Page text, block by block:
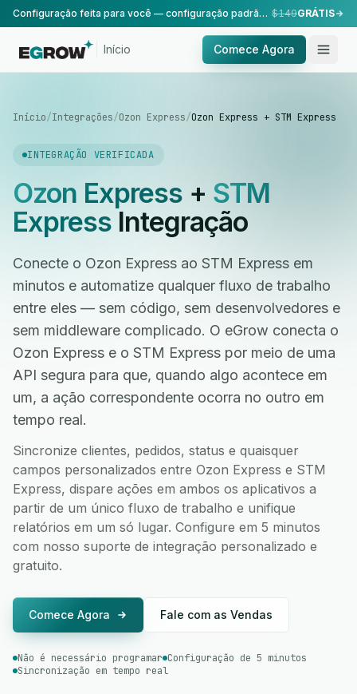
Configuração feita para você — configuração padrão, realizada pela nossa equipe. $149GRÁTIS
Início Comece Agora
Início/Integrações/Ozon Express/Ozon Express + STM Express
INTEGRAÇÃO VERIFICADA
Ozon Express+ STM
ExpressIntegração
Conecte o Ozon Express ao STM Express em
minutos e automatize qualquer fluxo de trabalho
entre eles — sem código, sem desenvolvedores e
sem middleware complicado. O eGrow conecta o
Ozon Express e o STM Express por meio de uma
API segura para que, quando algo acontece em
um, a ação correspondente ocorra no outro em
tempo real.
Sincronize clientes, pedidos, status e quaisquer
campos personalizados entre Ozon Express e STM
Express, dispare ações em ambos os aplicativos a
partir de um único fluxo de trabalho e unifique
relatórios em um só lugar. Configure em 5 minutos
com nosso suporte de integração personalizado e
gratuito.
Comece Agora Fale com as Vendas
Não é necessário programar Configuração de 5 minutos
Sincronização em tempo real